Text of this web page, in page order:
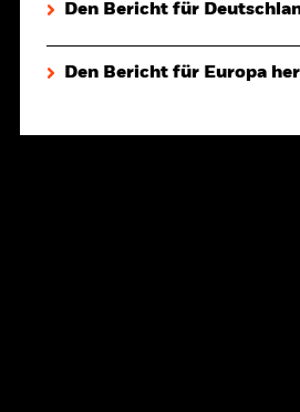
Den Bericht für
Den Bericht für Europa